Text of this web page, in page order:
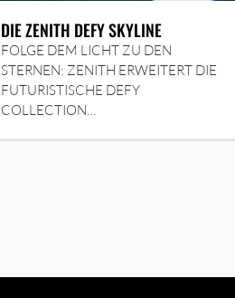
DIE ZENITH DEFY SKYLINE
FOLGE DEM LICHT ZU DEN
STERNEN: ZENITH ERWEITERT DIE
FUTURISTISCHE DEFY
COLLECTION…